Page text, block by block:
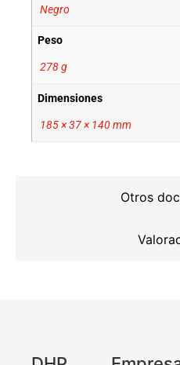
Otros
Negro
Peso
278 g
Dimensiones
185 × 37 × 140 mm